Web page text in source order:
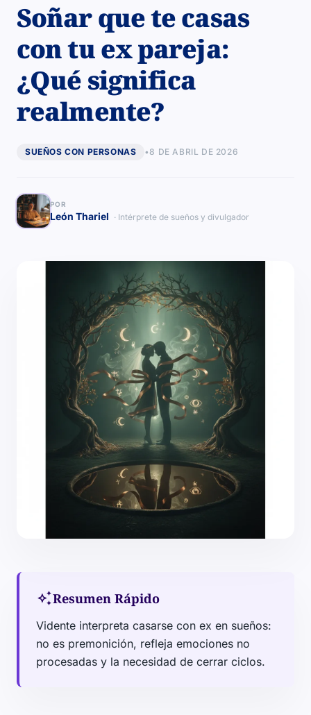
Soñar que te casas
con tu ex pareja:
¿Qué significa
realmente?
SUEÑOS CON PERSONAS •8 DE ABRIL DE 2026
POR
León Thariel · Intérprete de sueños y divulgador
auto_awesomeResumen Rápido
Vidente interpreta casarse con ex en sueños:
no es premonición, refleja emociones no
procesadas y la necesidad de cerrar ciclos.